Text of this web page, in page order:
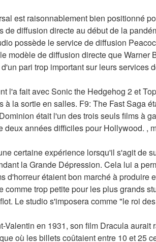
est raisonnablement bien positionné
de diffusion directe au début de la
possède le service de diffusion
modèle de diffusion directe que Warner
pari trop important sur leurs services
l'a fait avec Sonic the Hedgehog 2 et
à la sortie en salles. F9: The Fast Saga
était l'un des trois seuls films à
deux années difficiles pour Hollywood. ,
certaine expérience lorsqu'il s'agit de
la Grande Dépression. Cela lui a
d'horreur étaient bon marché à produire
comme trop petite pour les plus grands
Le studio s'imposera comme "le roi
Valentin en 1931, son film Dracula
où les billets coûtaient entre 10 et 25